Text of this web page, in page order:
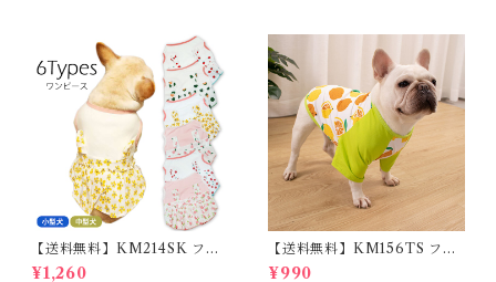
【送料無料】KM214SK フレ
ブル 女の子 スカート ワンピー
¥1,260
【送料無料】KM156TS フレ
ブル Tシャツ フレンチブルド
¥990